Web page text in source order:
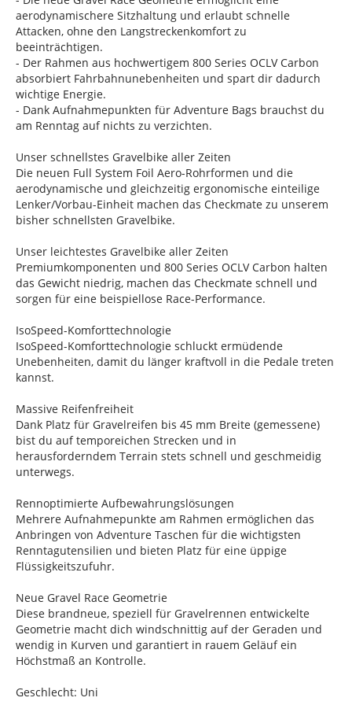
aerodynamischere Sitzhaltung und erlaubt schnelle
Attacken, ohne den Langstreckenkomfort zu
beeinträchtigen.
- Der Rahmen aus hochwertigem 800 Series OCLV Carbon
absorbiert Fahrbahnunebenheiten und spart dir dadurch
wichtige Energie.
- Dank Aufnahmepunkten für Adventure Bags brauchst du
am Renntag auf nichts zu verzichten.
Unser schnellstes Gravelbike aller Zeiten
Die neuen Full System Foil Aero-Rohrformen und die
aerodynamische und gleichzeitig ergonomische einteilige
Lenker/Vorbau-Einheit machen das Checkmate zu unserem
bisher schnellsten Gravelbike.
Unser leichtestes Gravelbike aller Zeiten
Premiumkomponenten und 800 Series OCLV Carbon halten
das Gewicht niedrig, machen das Checkmate schnell und
sorgen für eine beispiellose Race-Performance.
IsoSpeed-Komforttechnologie
IsoSpeed-Komforttechnologie schluckt ermüdende
Unebenheiten, damit du länger kraftvoll in die Pedale treten
kannst.
Massive Reifenfreiheit
Dank Platz für Gravelreifen bis 45 mm Breite (gemessene)
bist du auf temporeichen Strecken und in
herausforderndem Terrain stets schnell und geschmeidig
unterwegs.
Rennoptimierte Aufbewahrungslösungen
Mehrere Aufnahmepunkte am Rahmen ermöglichen das
Anbringen von Adventure Taschen für die wichtigsten
Renntagutensilien und bieten Platz für eine üppige
Flüssigkeitszufuhr.
Neue Gravel Race Geometrie
Diese brandneue, speziell für Gravelrennen entwickelte
Geometrie macht dich windschnittig auf der Geraden und
wendig in Kurven und garantiert in rauem Geläuf ein
Höchstmaß an Kontrolle.
Geschlecht: Uni